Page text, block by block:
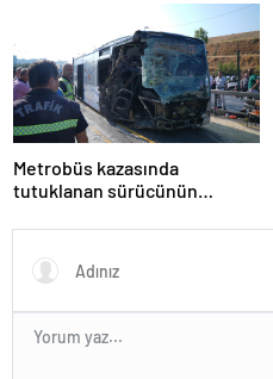
Metrobüs kazasında
tutuklanan sürücünün